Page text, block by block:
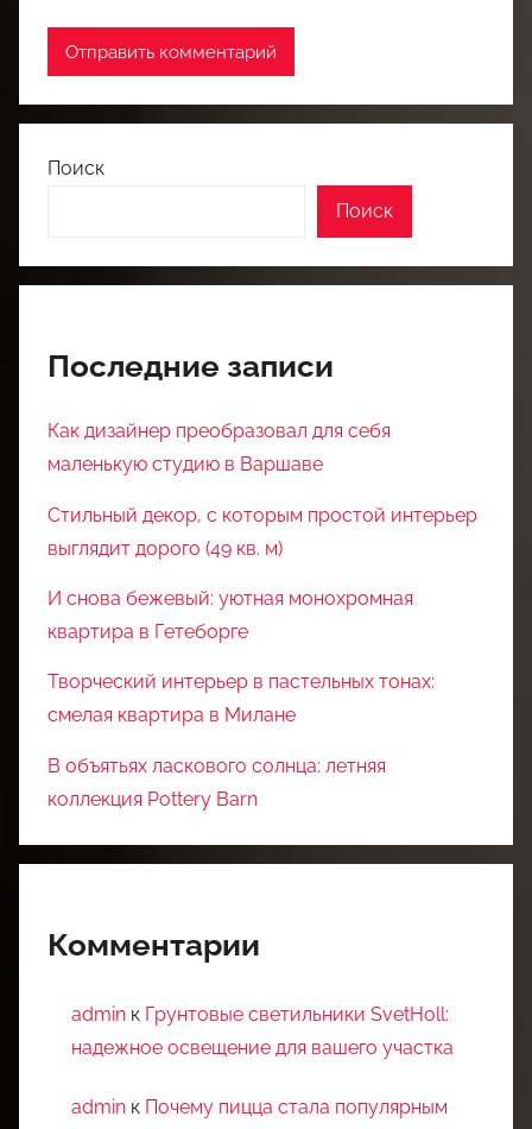
Поиск
Поиск
Последние записи
Как дизайнер преобразовал для себя
маленькую студию в Варшаве
Стильный декор, с которым простой интерьер
выглядит дорого (49 кв. м)
И снова бежевый: уютная монохромная
квартира в Гетеборге
Творческий интерьер в пастельных тонах:
смелая квартира в Милане
В объятьях ласкового солнца: летняя
коллекция Pottery Barn
Комментарии
admin к Грунтовые светильники SvetHoll:
надежное освещение для вашего участка
admin к Почему пицца стала популярным